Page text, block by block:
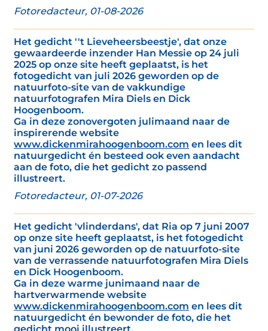
Fotoredacteur, 01-08-2026
Het gedicht ''t Lieveheersbeestje', dat onze
gewaardeerde inzender Han Messie op 24 juli
2025 op onze site heeft geplaatst, is het
fotogedicht van juli 2026 geworden op de
natuurfoto-site van de vakkundige
natuurfotografen Mira Diels en Dick
Hoogenboom.
Ga in deze zonovergoten julimaand naar de
inspirerende website
www.dickenmirahoogenboom.com en lees dit
natuurgedicht én besteed ook even aandacht
aan de foto, die het gedicht zo passend
illustreert.
Fotoredacteur, 01-07-2026
Het gedicht 'vlinderdans', dat Ria op 7 juni 2007
op onze site heeft geplaatst, is het fotogedicht
van juni 2026 geworden op de natuurfoto-site
van de verrassende natuurfotografen Mira Diels
en Dick Hoogenboom.
Ga in deze warme junimaand naar de
hartverwarmende website
www.dickenmirahoogenboom.com en lees dit
natuurgedicht én bewonder de foto, die het